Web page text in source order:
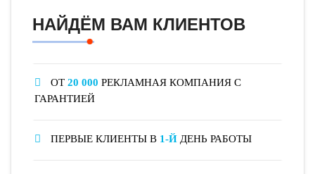
НАЙДЁМ ВАМ КЛИЕНТОВ
ОТ 20 000 РЕКЛАМНАЯ КОМПАНИЯ С
ГАРАНТИЕЙ
ПЕРВЫЕ КЛИЕНТЫ В 1-Й ДЕНЬ РАБОТЫ